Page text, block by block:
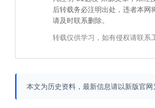
后转载务必注明出处，违者本网
请及时联系删除。
转载仅供学习，如有侵权请联系
本文为历史资料，最新信息请以新版官网